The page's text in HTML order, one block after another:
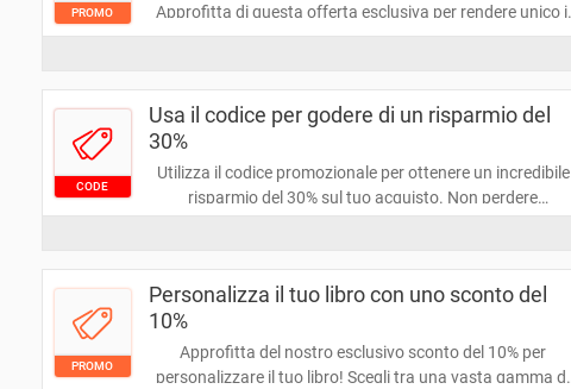
PROMO
Approfitta di questa offerta esclusiva per rendere unico il
tuo libro, aggiungendo il tuo tocco personale senza
esprimere la tua creatività e risparmiare!
CODE
Usa il codice per godere di un risparmio del
30%
Utilizza il codice promozionale per ottenere un incredibile
risparmio del 30% sul tuo acquisto. Non perdere
PROMO
Personalizza il tuo libro con uno sconto del
10%
Approfitta del nostro esclusivo sconto del 10% per
personalizzare il tuo libro! Scegli tra una vasta gamma di